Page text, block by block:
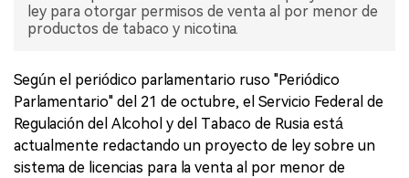
ley para otorgar permisos de venta al por menor de
productos de tabaco y nicotina.
Según el periódico parlamentario ruso "Periódico
Parlamentario" del 21 de octubre, el Servicio Federal de
Regulación del Alcohol y del Tabaco de Rusia está
actualmente redactando un proyecto de ley sobre un
sistema de licencias para la venta al por menor de